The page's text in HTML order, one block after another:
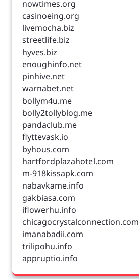
nowtimes.org
casinoeing.org
livemocha.biz
streetlife.biz
hyves.biz
enoughinfo.net
pinhive.net
warnabet.net
bollym4u.me
bolly2tollyblog.me
pandaclub.me
flyttevask.io
byhous.com
hartfordplazahotel.com
m-918kissapk.com
nabavkame.info
gakbiasa.com
iflowerhu.info
chicagocrystalconnection.com
imanabadii.com
trilipohu.info
appruptio.info